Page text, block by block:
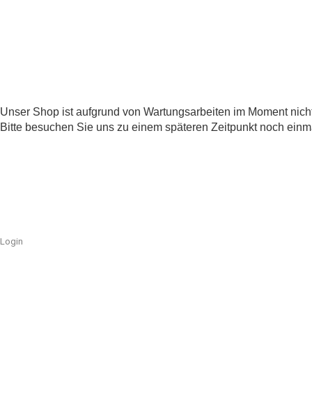
Unser Shop ist aufgrund von Wartungsarbeiten im Moment
Bitte besuchen Sie uns zu einem späteren Zeitpunkt noch
Login